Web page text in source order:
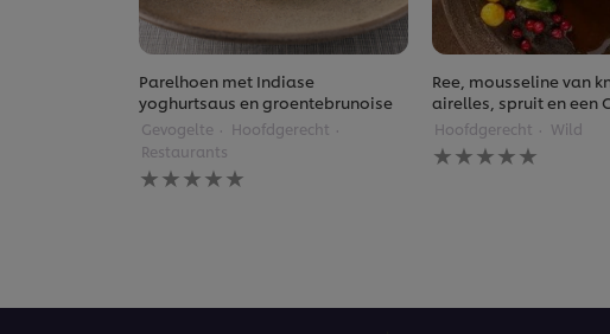
Parelhoen met Indiase
yoghurtsaus en groentebrunoise
Gevogelte
Hoofdgerecht
Restaurants
Geen
beoordelingen
Ree, mousseline van
airelles, spruit en een
Hoofdgerecht Wild
Geen
beoordelingen